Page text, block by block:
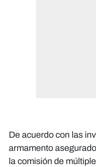
De acuerdo con las
armamento
la comisión de